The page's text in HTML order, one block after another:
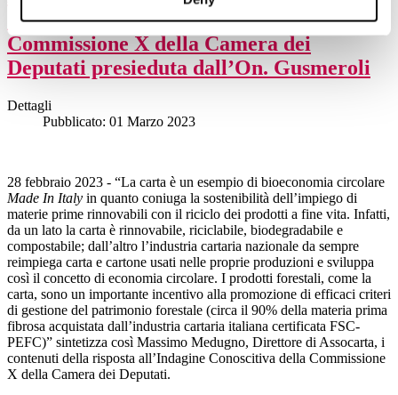
Conoscitiva sul Made in Italy della
Commissione X della Camera dei
Deputati presieduta dall’On. Gusmeroli
Dettagli
Pubblicato: 01 Marzo 2023
28 febbraio 2023 - “La carta è un esempio di bioeconomia circolare
Made In Italy in quanto coniuga la sostenibilità dell’impiego di
materie prime rinnovabili con il riciclo dei prodotti a fine vita. Infatti,
da un lato la carta è rinnovabile, riciclabile, biodegradabile e
compostabile; dall’altro l’industria cartaria nazionale da sempre
reimpiega carta e cartone usati nelle proprie produzioni e sviluppa
così il concetto di economia circolare. I prodotti forestali, come la
carta, sono un importante incentivo alla promozione di efficaci criteri
di gestione del patrimonio forestale (circa il 90% della materia prima
fibrosa acquistata dallʼindustria cartaria italiana certificata FSC-
PEFC)” sintetizza così Massimo Medugno, Direttore di Assocarta, i
contenuti della risposta all’Indagine Conoscitiva della Commissione
X della Camera dei Deputati.